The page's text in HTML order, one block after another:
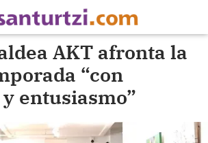
AKT afronta la
“con
entusiasmo”